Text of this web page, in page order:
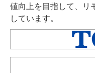
値向上を目指して、リ
しています。